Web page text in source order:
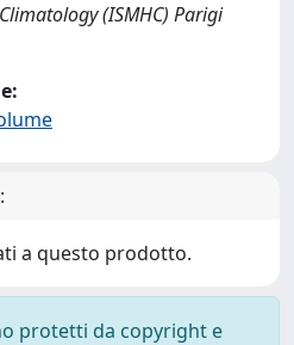
(ISMHC) Parigi
a questo prodotto.
protetti da copyright e